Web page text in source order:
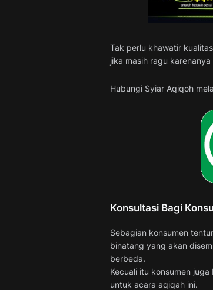
Tak perlu khawatir
jika masih ragu
Hubungi Syiar Aqiqoh
Konsultasi Bagi
Sebagian konsumen
binatang yang akan
berbeda.
Kecuali itu konsumen
untuk acara aqiqah ini.